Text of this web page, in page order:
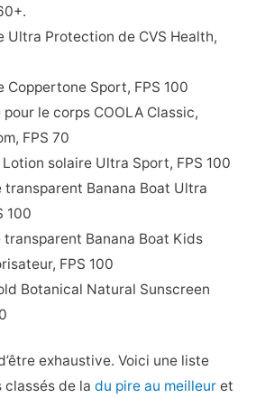
Ultra Protection de CVS Health,
Coppertone Sport, FPS 100
le corps COOLA Classic,
FPS 70
solaire Ultra Sport, FPS 100
transparent Banana Boat Ultra
100
transparent Banana Boat Kids
FPS 100
Botanical Natural Sunscreen
exhaustive. Voici une liste
classés de la du pire au meilleuret